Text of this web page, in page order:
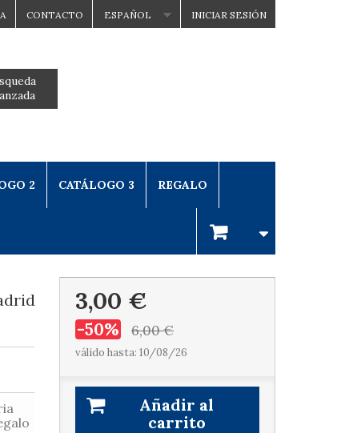
INICIAR SESIÓN
ESPAÑOL
CONTACTO
2 CATÁLOGO 3 REGALO
3,00 €
-50% 6,00 €
válido hasta: 10/08/26
Añadir al
carrito